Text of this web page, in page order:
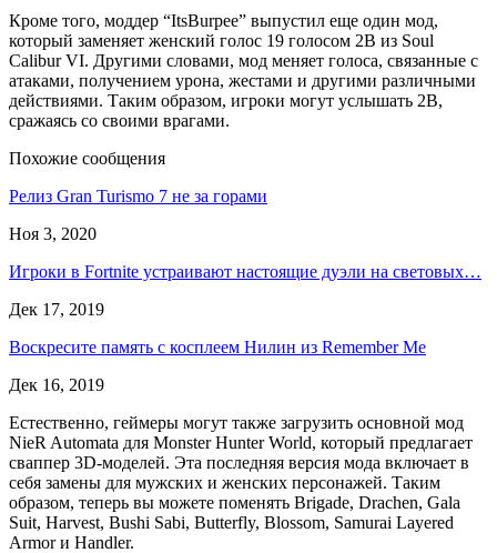
Кроме того, моддер “ItsBurpee” выпустил еще один мод,
который заменяет женский голос 19 голосом 2B из Soul
Calibur VI. Другими словами, мод меняет голоса, связанные с
атаками, получением урона, жестами и другими различными
действиями. Таким образом, игроки могут услышать 2B,
сражаясь со своими врагами.
Похожие сообщения
Релиз Gran Turismo 7 не за горами
Ноя 3, 2020
Игроки в Fortnite устраивают настоящие дуэли на световых…
Дек 17, 2019
Воскресите память с косплеем Нилин из Remember Me
Дек 16, 2019
Естественно, геймеры могут также загрузить основной мод
NieR Automata для Monster Hunter World, который предлагает
сваппер 3D-моделей. Эта последняя версия мода включает в
себя замены для мужских и женских персонажей. Таким
образом, теперь вы можете поменять Brigade, Drachen, Gala
Suit, Harvest, Bushi Sabi, Butterfly, Blossom, Samurai Layered
Armor и Handler.